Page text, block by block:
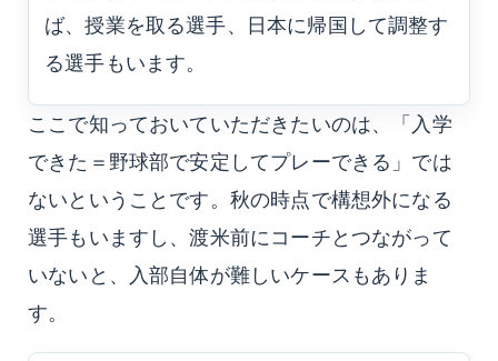
ば、授業を取る選手、日本に帰国して調整す
る選手もいます。
ここで知っておいていただきたいのは、「入学
できた＝野球部で安定してプレーできる」では
ないということです。秋の時点で構想外になる
選手もいますし、渡米前にコーチとつながって
いないと、入部自体が難しいケースもありま
す。